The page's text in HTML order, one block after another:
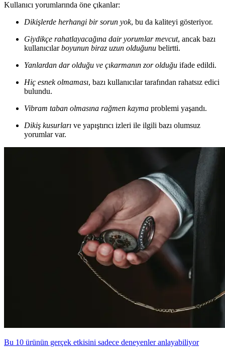
Kullanıcı yorumlarında öne çıkanlar:
Dikişlerde herhangi bir sorun yok, bu da kaliteyi gösteriyor.
Giydikçe rahatlayacağına dair yorumlar mevcut, ancak bazı
kullanıcılarboyunun biraz uzun olduğunu belirtti.
Yanlardan dar olduğu ve çıkarmanın zor olduğu ifade edildi.
Hiç esnek olmaması, bazı kullanıcılar tarafından rahatsız edici
bulundu.
Vibram taban olmasına rağmen kayma problemi yaşandı.
Dikiş kusurları ve yapıştırıcı izleri ile ilgili bazı olumsuz
yorumlar var.
Bu 10 ürünün gerçek etkisini sadece deneyenler anlayabiliyor